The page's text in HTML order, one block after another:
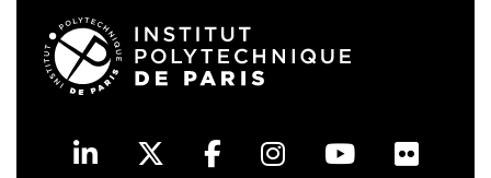
LinkedInTwitterFacebook
Instagram
Youtube